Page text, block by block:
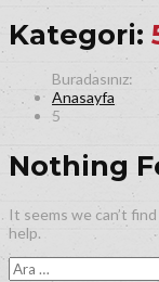
Kategori:
Anasayfa
5
Nothing
It seems we can’t
help.
Arama: